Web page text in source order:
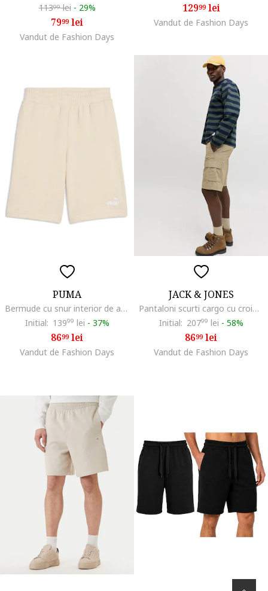
11399lei - 29%
7999lei
Vandut de Fashion Days
12999lei
Vandut de Fashion Days
PUMA
Bermude cu snur interior de ajustare Essential
Initial: 13999 lei - 37%
8699lei
Vandut de Fashion Days
JACK & JONES
Pantaloni scurti cargo cu croiala lejera, Maro camel
Initial: 20799 lei - 58%
8699lei
Vandut de Fashion Days